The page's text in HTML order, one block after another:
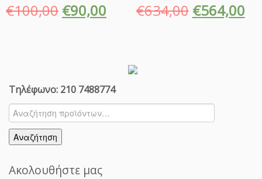
€100,00 €90,00 €634,00 €564,00
Τηλέφωνο: 210 7488774
Αναζήτηση
για:
Αναζήτηση
Ακολουθήστε μας